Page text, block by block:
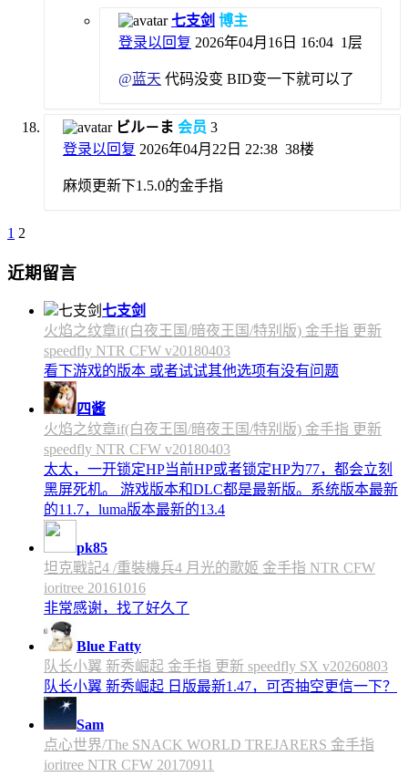
七支剑 博主
登录以回复 2026年04月16日 16:04 1层
@蓝天 代码没变 BID变一下就可以了
ビル－ま 会员 3
登录以回复 2026年04月22日 22:38 38楼
麻烦更新下1.5.0的金手指
1 2
近期留言
七支剑
火焰之纹章if(白夜王国/暗夜王国/特别版) 金手指 更新
speedfly NTR CFW v20180403
看下游戏的版本 或者试试其他选项有没有问题
四酱
火焰之纹章if(白夜王国/暗夜王国/特别版) 金手指 更新
speedfly NTR CFW v20180403
太太，一开锁定HP当前HP或者锁定HP为77，都会立刻
黑屏死机。 游戏版本和DLC都是最新版。系统版本最新
的11.7，luma版本最新的13.4
pk85
坦克戰記4 /重裝機兵4 月光的歌姬 金手指 NTR CFW
ioritree 20161016
非常感谢，找了好久了
Blue Fatty
队长小翼 新秀崛起 金手指 更新 speedfly SX v20260803
队长小翼 新秀崛起 日版最新1.47，可否抽空更信一下？
Sam
点心世界/The SNACK WORLD TREJARERS 金手指
ioritree NTR CFW 20170911